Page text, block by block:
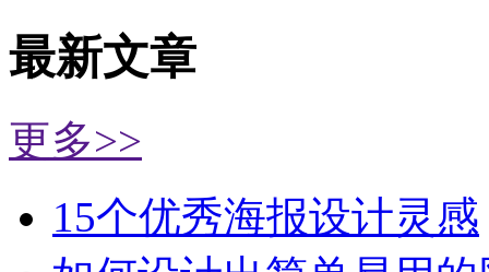
最新文章
更多>>
15个优秀海报设计灵感